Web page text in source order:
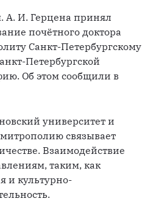
А. И. Герцена принял
почётного доктора
Санкт-Петербургскому
Петербургской
Об этом сообщили в
университет и
связывает
Взаимодействие
таким, как
и культурно-